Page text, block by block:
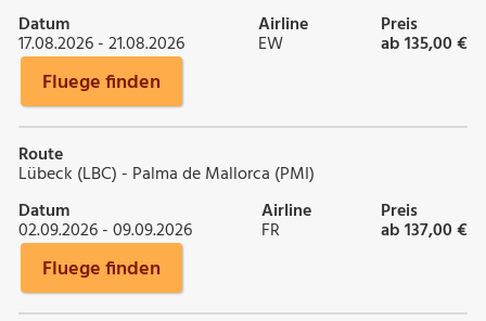
Datum
17.08.2026 - 21.08.2026
Airline
EW
Preis
ab 135,00 €
Fluege finden
Route
Lübeck (LBC) - Palma de Mallorca (PMI)
Datum
02.09.2026 - 09.09.2026
Airline
FR
Preis
ab 137,00 €
Fluege finden